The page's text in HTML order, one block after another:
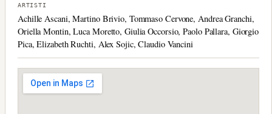
ARTISTI
Achille Ascani, Martino Brivio, Tommaso Cervone, Andrea Granchi,
Oriella Montin, Luca Moretto, Giulia Occorsio, Paolo Pallara, Giorgio
Pica, Elizabeth Ruchti, Alex Sojic, Claudio Vancini